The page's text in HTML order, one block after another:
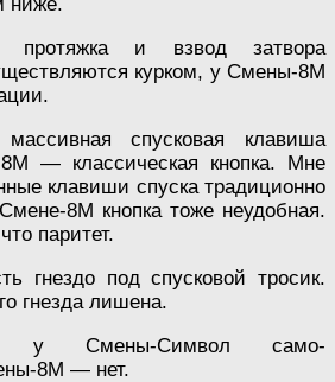
и взвод затвора
курком, у Смены-8М
спусковая клавиша
— классическая кнопка. Мне
клавиши спуска традиционно
8М кнопка тоже неудобная.
паритет.
гнездо под спусковой тросик.
гнезда лишена.
у Смены-Символ само-
8М — нет.